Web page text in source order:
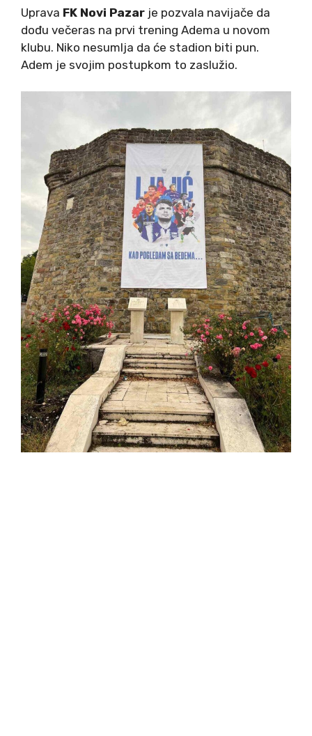
Uprava FK Novi Pazar je pozvala navijače da
dođu večeras na prvi trening Adema u novom
klubu. Niko nesumlja da će stadion biti pun.
Adem je svojim postupkom to zaslužio.